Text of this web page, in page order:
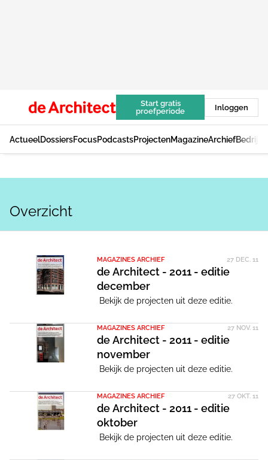
Start gratis
proefperiode
Inloggen
ActueelDossiersFocusPodcastsProjectenMagazineArchief
Overzicht
MAGAZINES ARCHIEF 27 DEC. 11
de Architect - 2011 - editie
december
Bekijk de projecten uit deze editie.
MAGAZINES ARCHIEF 27 NOV. 11
de Architect - 2011 - editie
november
Bekijk de projecten uit deze editie.
MAGAZINES ARCHIEF 27 OKT. 11
de Architect - 2011 - editie
oktober
Bekijk de projecten uit deze editie.